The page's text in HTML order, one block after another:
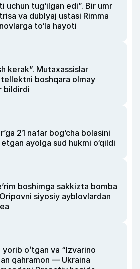
uchun tug‘ilgan edi”. Bir umr
va dublyaj ustasi Rimma
to‘la hayoti
kerak”. Mutaxassislar
boshqara olmay
bildirdi
21 nafar bog‘cha bolasini
ayolga sud hukmi o‘qildi
boshimga sakkizta bomba
Oripovni siyosiy ayblovlardan
oʻtgan va “Izvarino
qahramon — Ukraina